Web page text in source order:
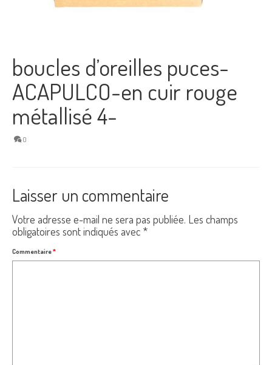
boucles d’oreilles puces-
ACAPULCO-en cuir rouge
métallisé 4-
0
Laisser un commentaire
Votre adresse e-mail ne sera pas publiée. Les champs
obligatoires sont indiqués avec *
Commentaire*